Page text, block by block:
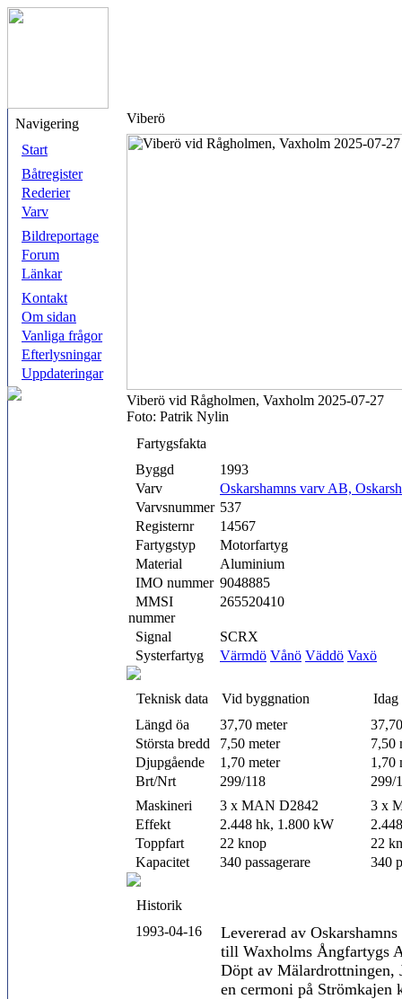
Navigering
Start
Båtregister
Rederier
Varv
Bildreportage
Forum
Länkar
Kontakt
Om sidan
Vanliga frågor
Efterlysningar
Uppdateringar
Viberö
Viberö vid Rågholmen, Vaxholm 2025-07-27
Foto: Patrik Nylin
Fartygsfakta
Byggd
1993
Varv
Oskarshamns varv AB,
Varvsnummer 537
Registernr
14567
Fartygstyp
Motorfartyg
Material
Aluminium
IMO nummer 9048885
MMSI
nummer
265520410
Signal
SCRX
Systerfartyg
Värmdö Vånö Väddö Vaxö
Teknisk data Vid byggnation
Idag
Längd öa
37,70 meter
Största bredd
7,50 meter
7,50
Djupgående
1,70 meter
1,70
Brt/Nrt
299/118
299/
Maskineri
3 x MAN D2842
3 x
Effekt
2.448 hk, 1.800 kW
Toppfart
22 knop
22
Kapacitet
340 passagerare 340
Historik
1993-04-16
Levererad av
till Waxholms Ångfartygs
Döpt av Mälardrottningen,
en cermoni på Strömkajen